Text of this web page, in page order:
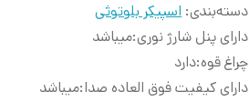
دسته‌بندی:اسپیکر بلوتوثی
دارای پنل شارژ نوری:میباشد
چراغ قوه:دارد
دارای کیفیت فوق العاده صدا:میباشد